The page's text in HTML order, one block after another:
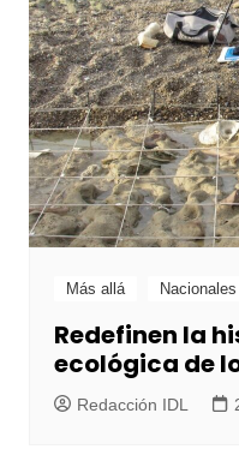
Más allá Nacionales
Redefinen la
ecológica de
Redacción IDL